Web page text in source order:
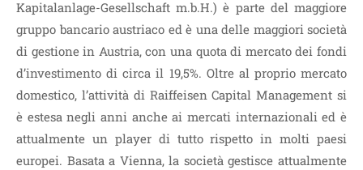
Kapitalanlage-Gesellschaft m.b.H.) è parte del maggiore
gruppo bancario austriaco ed è una delle maggiori società
di gestione in Austria, con una quota di mercato dei fondi
d’investimento di circa il 19,5%. Oltre al proprio mercato
domestico, l’attività di Raiffeisen Capital Management si
è estesa negli anni anche ai mercati internazionali ed è
attualmente un player di tutto rispetto in molti paesi
europei. Basata a Vienna, la società gestisce attualmente